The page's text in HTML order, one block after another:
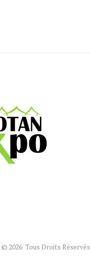
© 2026 Tous Droits Réservés